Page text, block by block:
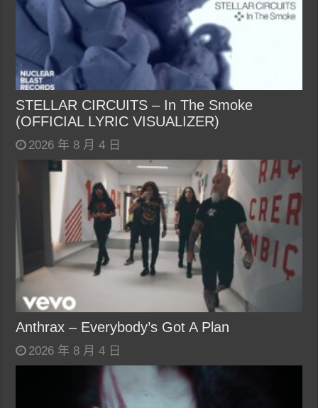
STELLAR CIRCUITS – In The Smoke
(OFFICIAL LYRIC VISUALIZER)
2026 年 8 月 4 日
Anthrax – Everybody’s Got A Plan
2026 年 8 月 4 日